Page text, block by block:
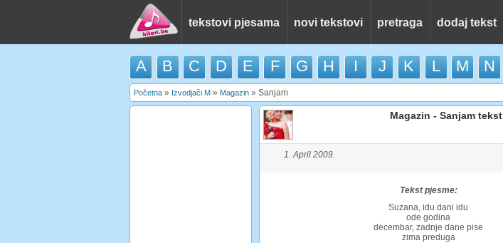
tekstovi pjesama novi tekstovi pretraga dodaj tekst
A B C D E F G H I J K L M N
Početna » Izvodjači M » Magazin » Sanjam
Magazin - Sanjam tekst
1. April 2009.
Tekst pjesme:
Suzana, idu dani idu
ode godina
decembar, zadnje dane pise
zima preduga